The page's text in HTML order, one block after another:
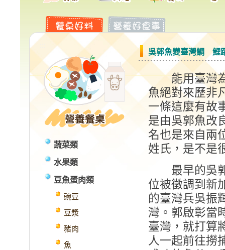
蔬菜類
水果類
豆魚蛋肉類
豌豆
豆漿
豬肉
魚
吳郭魚變臺灣鯛
能用臺灣為
魚絕對來歷非
一條這麼有故
是由吳郭魚改
名也是來自兩
姓氏，是不是
最早的吳郭
位被徵調到新
的臺灣兵吳振
灣。郭啟彰當
臺灣，就打算
人一起前往撈